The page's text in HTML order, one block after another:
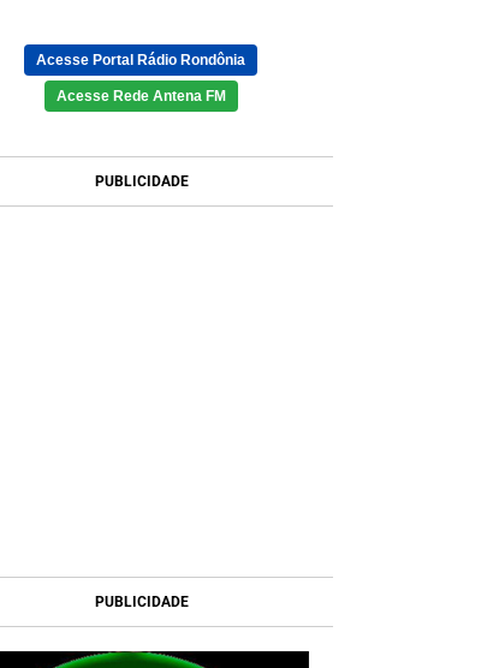
Acesse Portal Rádio Rondônia
Acesse Rede Antena FM
PUBLICIDADE
PUBLICIDADE